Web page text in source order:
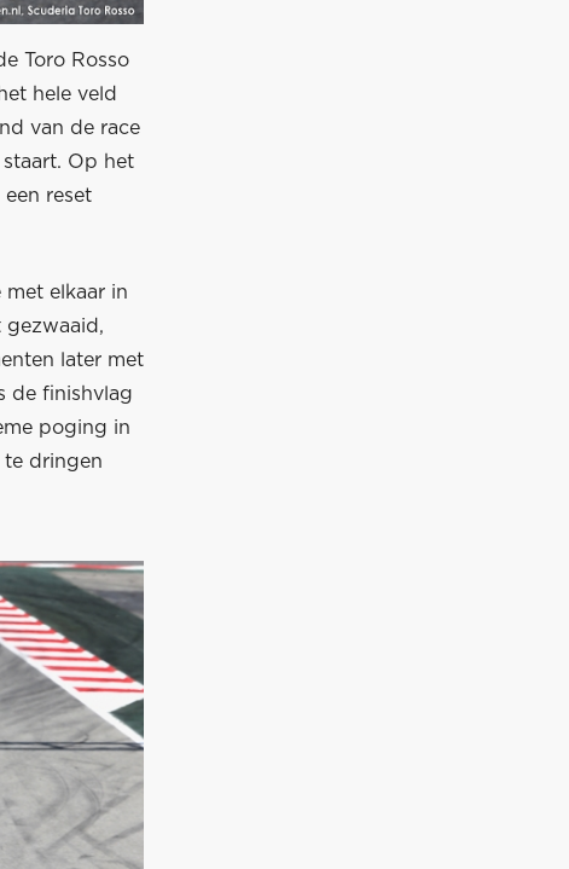
Toro Rosso
hele veld
van de race
Op het
reset
elkaar in
gezwaaid,
later met
de finishvlag
poging in
te dringen